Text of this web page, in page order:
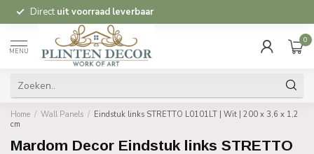
Direct uit voorraad leverbaar
MENU
0
Home / Wall Panels / Eindstuk links STRETTO L0101LT | Wit | 200 x 3,6 x 1,2
cm
Mardom Decor Eindstuk links STRETTO